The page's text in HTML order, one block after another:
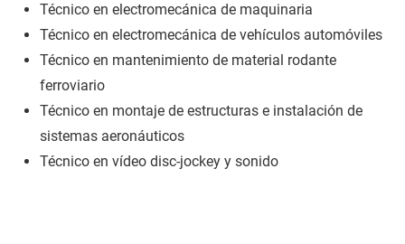
Técnico en electromecánica de maquinaria
Técnico en electromecánica de vehículos automóviles
Técnico en mantenimiento de material rodante
ferroviario
Técnico en montaje de estructuras e instalación de
sistemas aeronáuticos
Técnico en vídeo disc-jockey y sonido